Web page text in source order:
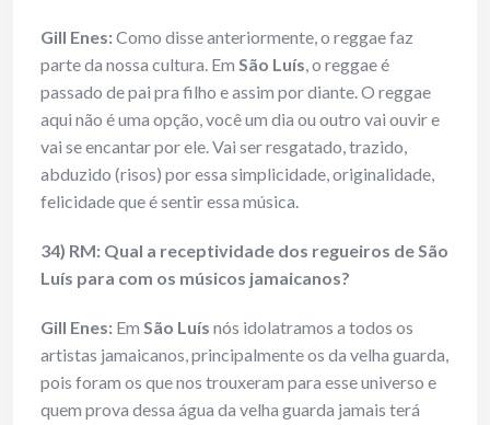
Gill Enes:Como disse anteriormente, o reggae faz
parte da nossa cultura. Em São Luís, o reggae é
passado de pai pra filho e assim por diante. O reggae
aqui não é uma opção, você um dia ou outro vai ouvir e
vai se encantar por ele. Vai ser resgatado, trazido,
abduzido (risos) por essa simplicidade, originalidade,
felicidade que é sentir essa música.
34) RM: Qual a receptividade dos regueiros de São
Luís para com os músicos jamaicanos?
Gill Enes: Em São Luís nós idolatramos a todos os
artistas jamaicanos, principalmente os da velha guarda,
pois foram os que nos trouxeram para esse universo e
quem prova dessa água da velha guarda jamais terá